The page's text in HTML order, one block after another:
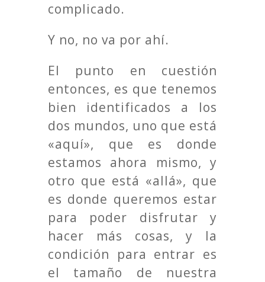
complicado.
Y no, no va por ahí.
El punto en cuestión
entonces, es que tenemos
bien identificados a los
dos mundos, uno que está
«aquí», que es donde
estamos ahora mismo, y
otro que está «allá», que
es donde queremos estar
para poder disfrutar y
hacer más cosas, y la
condición para entrar es
el tamaño de nuestra